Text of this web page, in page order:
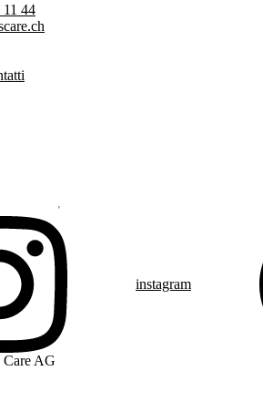
11 44
instagram
AG